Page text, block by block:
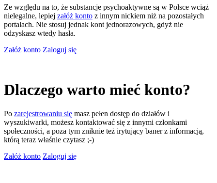
Ze względu na to, że substancje psychoaktywne są w Polsce wciąż
nielegalne, lepiej załóż konto z innym nickiem niż na pozostałych
portalach. Nie stosuj jednak kont jednorazowych, gdyż nie
odzyskasz wtedy hasła.
Załóż konto Zaloguj się
Dlaczego warto mieć konto?
Po zarejestrowaniu się masz pełen dostęp do działów i
wyszukiwarki, możesz kontaktować się z innymi członkami
społeczności, a poza tym zniknie też irytujący baner z informacją,
którą teraz właśnie czytasz ;-)
Załóż konto Zaloguj się